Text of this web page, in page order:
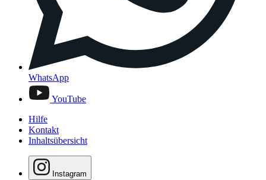
WhatsApp
YouTube
Hilfe
Kontakt
Inhaltsübersicht
Instagram